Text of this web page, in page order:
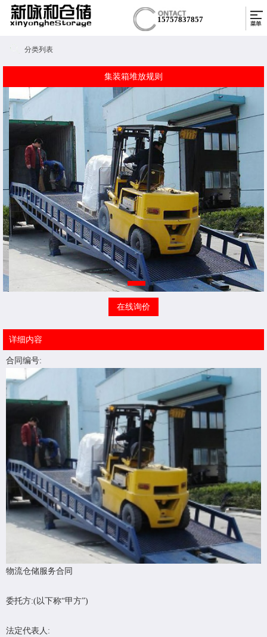
15757837857
分类列表
集装箱堆放规则
在线询价
详细内容
合同编号:
物流仓储服务合同
委托方:(以下称“甲方”)
法定代表人: